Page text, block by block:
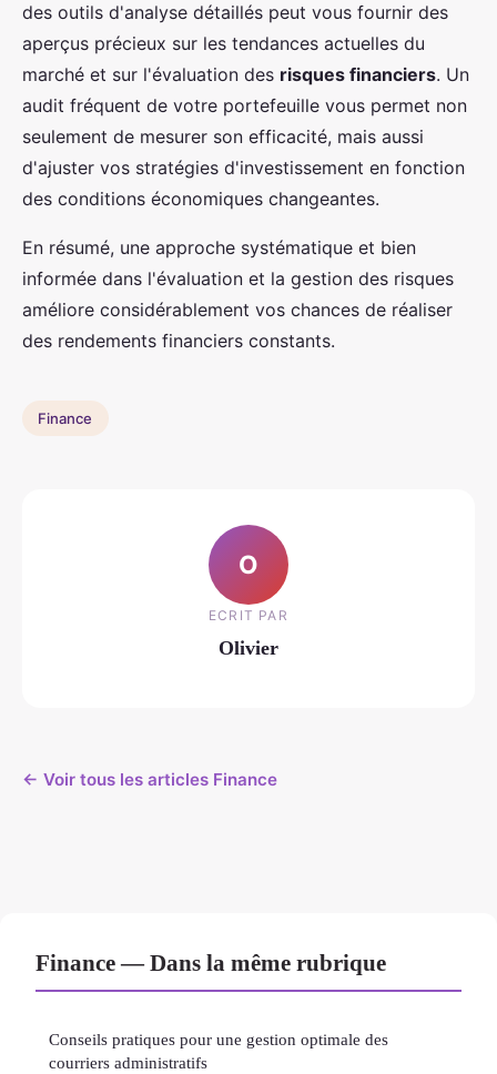
des outils d'analyse détaillés peut vous fournir des
aperçus précieux sur les tendances actuelles du
marché et sur l'évaluation des risques financiers. Un
audit fréquent de votre portefeuille vous permet non
seulement de mesurer son efficacité, mais aussi
d'ajuster vos stratégies d'investissement en fonction
des conditions économiques changeantes.
En résumé, une approche systématique et bien
informée dans l'évaluation et la gestion des risques
améliore considérablement vos chances de réaliser
des rendements financiers constants.
Finance
O
ECRIT PAR
Olivier
← Voir tous les articles Finance
Finance — Dans la même rubrique
Conseils pratiques pour une gestion optimale des
courriers administratifs